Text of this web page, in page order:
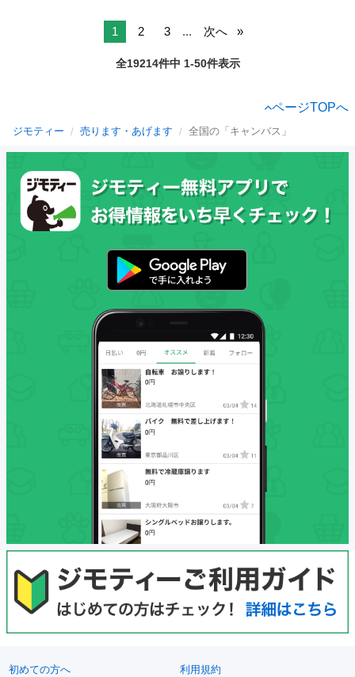
1 2 3 ... 次へ
全19214件中 1-50件表示
ページTOPへ
ジモティー 売ります・あげます 全国の「キャンバス」
初めての方へ 利用規約